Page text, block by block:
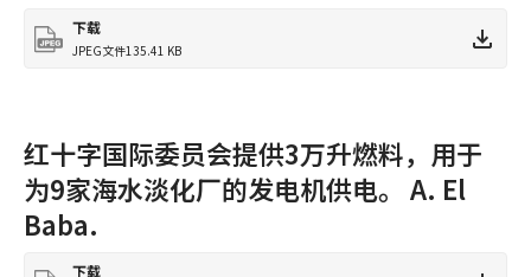
下载
JPEG文件135.41 KB
红十字国际委员会提供3万升燃料，用于
为9家海水淡化厂的发电机供电。 A. El
Baba.
下载